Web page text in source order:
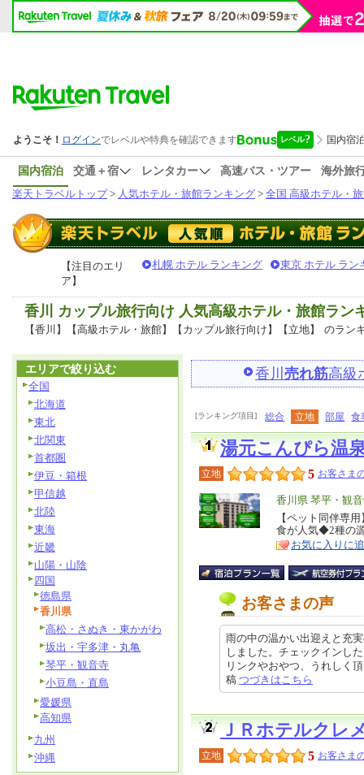
国内宿泊 交通＋宿 レンタカー 高速バス・ツアー
海外旅
楽天トラベルトップ> 人気ホテル・旅館ランキング > 全国 高級ホテル・
【注目のエリ
ア】
札幌 ホテル ランキング 東京 ホテル ラン
香川 カップル旅行向け 人気高級ホテル・旅館ラン
【香川】【高級ホテル・旅館】【カップル旅行向け】【立地】 のラン
香川 売れ筋高級
[ランキング項目] 総合 立地 部屋 食
湯元こんぴら温
立地 5 お客さま
エ
リ
ア
香川県 琴平・観
特
徴
【ペット同伴専
食が人気◆2種の
お気に入りに
お客さまの声
雨の中の温かい出迎えと充
しました。チェックインし
リンクやおやつ、うれしく
稿 つづきはこちら
ＪＲホテルクレ
立地 5 お客さま
エリアで絞り込む
全国
北海道
東北
北関東
首都圏
伊豆・箱根
甲信越
北陸
東海
近畿
山陽・山陰
四国
徳島県
香川県
高松・さぬき・東かがわ
坂出・宇多津・丸亀
琴平・観音寺
小豆島・直島
愛媛県
高知県
九州
沖縄